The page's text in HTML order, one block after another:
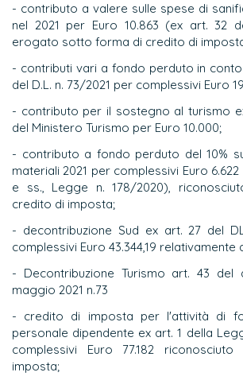
- contributo a valere sulle spese di
nel 2021 per Euro 10.863 (ex art. 32
erogato sotto forma di credito di
- contributi vari a fondo perduto in
del D.L. n. 73/2021 per complessivi Euro
- contributo per il sostegno al turismo
del Ministero Turismo per Euro 10.000;
- contributo a fondo perduto del 10%
materiali 2021 per complessivi Euro 6.622
e ss., Legge n. 178/2020),
credito di imposta;
- decontribuzione Sud ex art. 27 del
complessivi Euro 43.344,19 relativamente
- Decontribuzione Turismo art. 43 del
maggio 2021 n.73
- credito di imposta per l'attività di
personale dipendente ex art. 1 della
complessivi Euro 77.182
imposta;